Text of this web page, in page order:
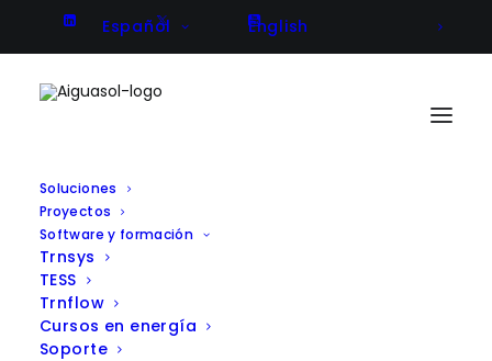
Español English
Soluciones
Proyectos
Software y formación
Trnsys
TESS
Trnflow
Cursos en energía
Soporte
CHESTER – Acumulación de
energía por calor comprimido
producida por fuentes
renovables